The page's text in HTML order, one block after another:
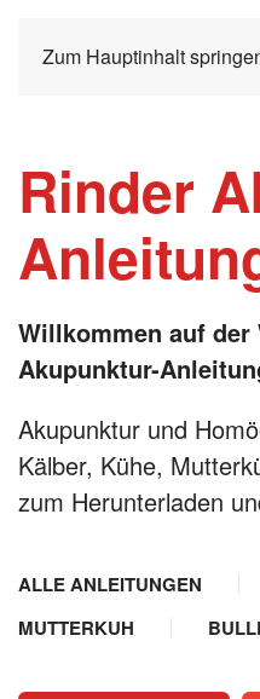
Zum Hauptinhalt
Rinder
Willkommen auf der
Akupunktur-
Akupunktur und
Kälber, Kühe,
zum Herunterladen
ALLE ANLEITUNGEN
MUTTERKUH